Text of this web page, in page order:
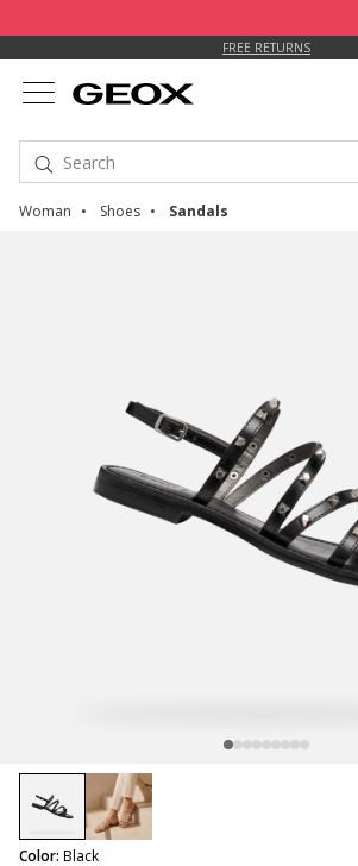
FREE STANDARD DELIVERY FOR ORDERS
FREE RETURNS
Woman Shoes Sandals
Color: Black
selected